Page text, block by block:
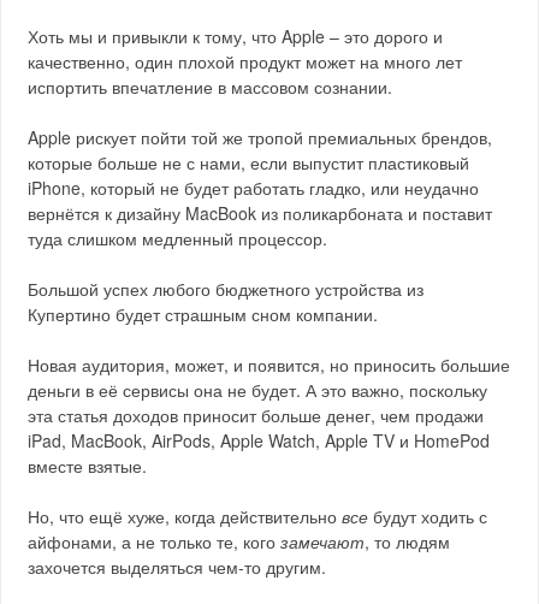
Хоть мы и привыкли к тому, что Apple – это дорого и
качественно, один плохой продукт может на много лет
испортить впечатление в массовом сознании.
Apple рискует пойти той же тропой премиальных брендов,
которые больше не с нами, если выпустит пластиковый
iPhone, который не будет работать гладко, или неудачно
вернётся к дизайну MacBook из поликарбоната и поставит
туда слишком медленный процессор.
Большой успех любого бюджетного устройства из
Купертино будет страшным сном компании.
Новая аудитория, может, и появится, но приносить большие
деньги в её сервисы она не будет. А это важно, поскольку
эта статья доходов приносит больше денег, чем продажи
iPad, MacBook, AirPods, Apple Watch, Apple TV и HomePod
вместе взятые.
Но, что ещё хуже, когда действительновсе будут ходить с
айфонами, а не только те, когозамечают, то людям
захочется выделяться чем-то другим.